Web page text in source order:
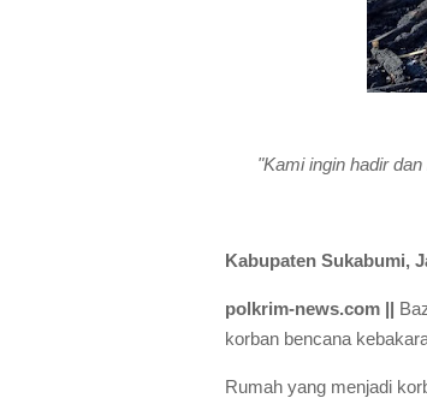
"Kami ingin hadir
Kabupaten Sukabumi,
polkrim-news.com ||
korban bencana
Rumah yang menjadi